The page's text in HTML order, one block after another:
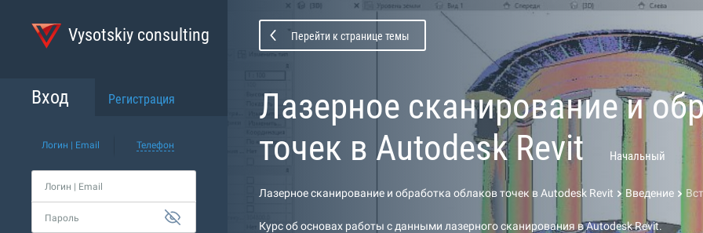
Vysotskiy consulting
Вход Регистрация
Логин | Email Телефон
Логин | Email
Пароль
Перейти к странице темы
Лазерное сканирование и
точек в Autodesk Revit
Начальный
Лазерное сканирование и обработка облаков точек в Autodesk Revit Введение
Курс об основах работы с данными лазерного сканирования в Autodesk Revit.